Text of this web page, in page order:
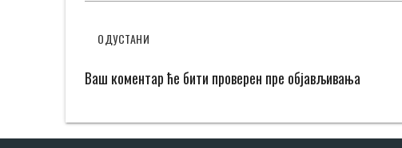
ОДУСТАНИ
Ваш коментар ће бити проверен пре објављивања